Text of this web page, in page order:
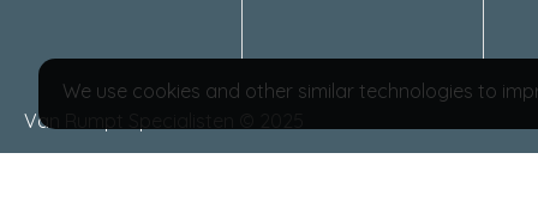
Van Rumpt Specialisten © 2025
We use cookies and other similar technologies to